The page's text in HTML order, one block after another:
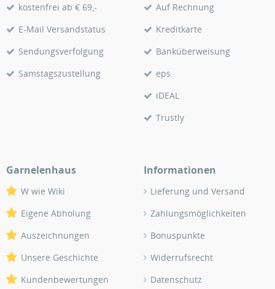
kostenfrei ab € 69,-
E-Mail Versandstatus
Sendungsverfolgung
Samstagszustellung
Auf Rechnung
Kreditkarte
Banküberweisung
eps
iDEAL
Trustly
Garnelenhaus
W wie Wiki
Eigene Abholung
Auszeichnungen
Unsere Geschichte
Kundenbewertungen
Informationen
Lieferung und Versand
Zahlungsmöglichkeiten
Bonuspunkte
Widerrufsrecht
Datenschutz